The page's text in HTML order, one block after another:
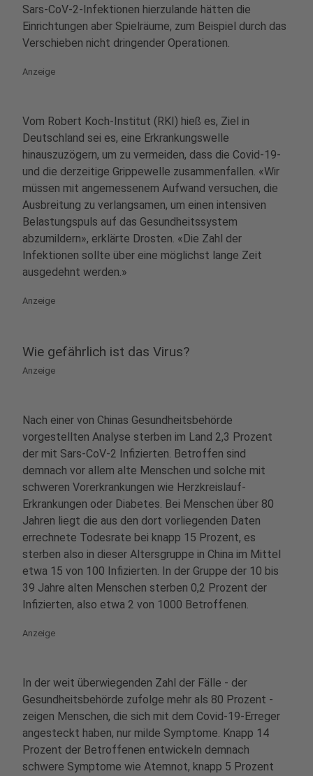
Sars-CoV-2-Infektionen hierzulande hätten die
Einrichtungen aber Spielräume, zum Beispiel durch das
Verschieben nicht dringender Operationen.
Anzeige
Vom Robert Koch-Institut (RKI) hieß es, Ziel in
Deutschland sei es, eine Erkrankungswelle
hinauszuzögern, um zu vermeiden, dass die Covid-19-
und die derzeitige Grippewelle zusammenfallen. «Wir
müssen mit angemessenem Aufwand versuchen, die
Ausbreitung zu verlangsamen, um einen intensiven
Belastungspuls auf das Gesundheitssystem
abzumildern», erklärte Drosten. «Die Zahl der
Infektionen sollte über eine möglichst lange Zeit
ausgedehnt werden.»
Anzeige
Wie gefährlich ist das Virus?
Anzeige
Nach einer von Chinas Gesundheitsbehörde
vorgestellten Analyse sterben im Land 2,3 Prozent
der mit Sars-CoV-2 Infizierten. Betroffen sind
demnach vor allem alte Menschen und solche mit
schweren Vorerkrankungen wie Herzkreislauf-
Erkrankungen oder Diabetes. Bei Menschen über 80
Jahren liegt die aus den dort vorliegenden Daten
errechnete Todesrate bei knapp 15 Prozent, es
sterben also in dieser Altersgruppe in China im Mittel
etwa 15 von 100 Infizierten. In der Gruppe der 10 bis
39 Jahre alten Menschen sterben 0,2 Prozent der
Infizierten, also etwa 2 von 1000 Betroffenen.
Anzeige
In der weit überwiegenden Zahl der Fälle - der
Gesundheitsbehörde zufolge mehr als 80 Prozent -
zeigen Menschen, die sich mit dem Covid-19-Erreger
angesteckt haben, nur milde Symptome. Knapp 14
Prozent der Betroffenen entwickeln demnach
schwere Symptome wie Atemnot, knapp 5 Prozent